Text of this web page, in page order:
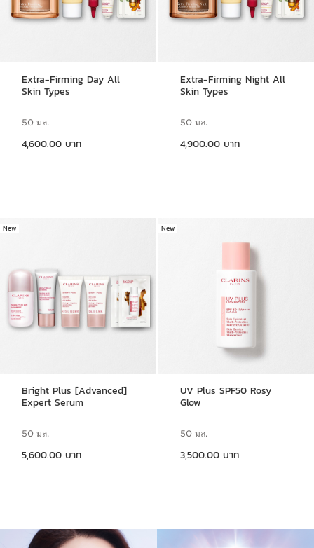
Extra-Firming Day All
Skin Types
50 มล.
4,600.00 บาท
Extra-Firming Night All
Skin Types
50 มล.
4,900.00 บาท
New
Bright Plus [Advanced]
Expert Serum
50 มล.
5,600.00 บาท
New
UV Plus SPF50 Rosy
Glow
50 มล.
3,500.00 บาท